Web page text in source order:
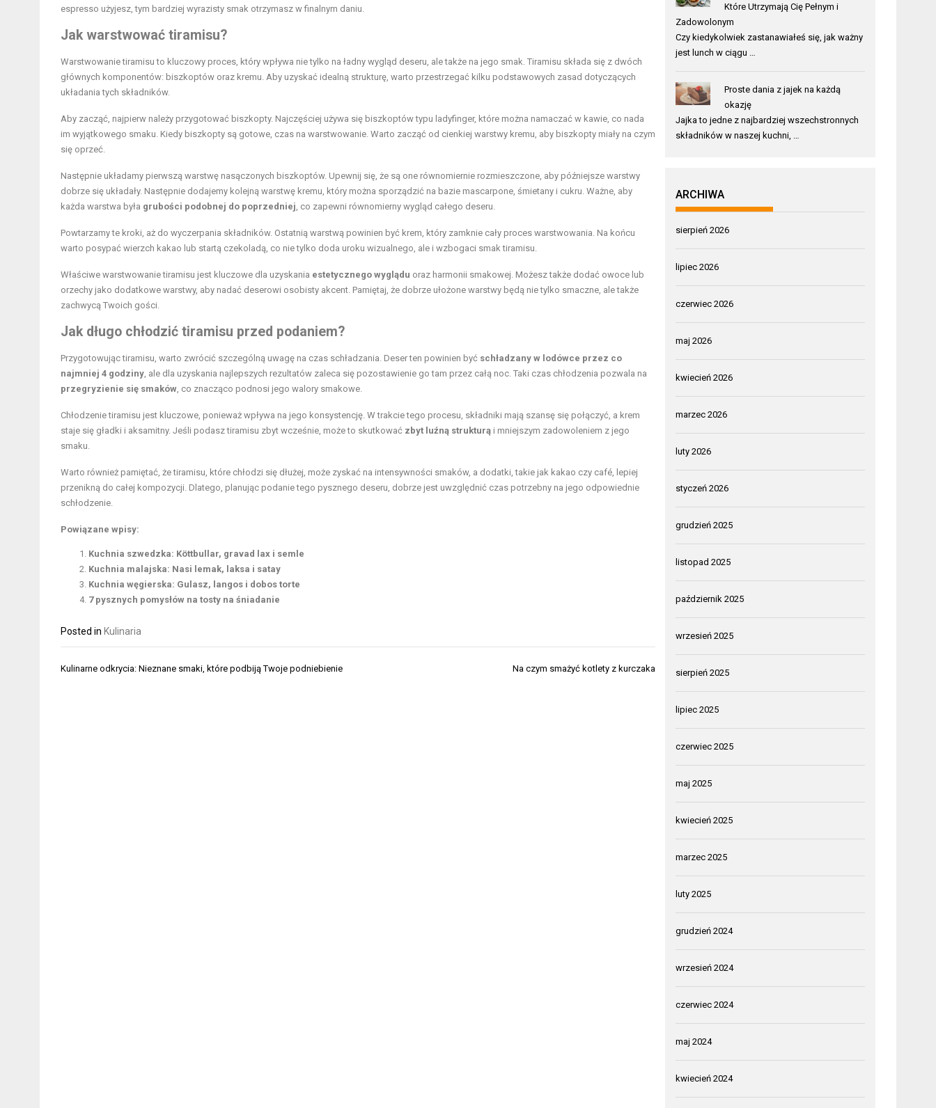
espresso użyjesz, tym bardziej wyrazisty smak otrzymasz w finalnym daniu.
Jak warstwować tiramisu?
Warstwowanie tiramisu to kluczowy proces, który wpływa nie tylko na ładny wygląd deseru, ale także na jego smak. Tiramisu składa się z dwóch
głównych komponentów: biszkoptów oraz kremu. Aby uzyskać idealną strukturę, warto przestrzegać kilku podstawowych zasad dotyczących
układania tych składników.
Aby zacząć, najpierw należy przygotować biszkopty. Najczęściej używa się biszkoptów typu ladyfinger, które można namaczać w kawie, co nada
im wyjątkowego smaku. Kiedy biszkopty są gotowe, czas na warstwowanie. Warto zacząć od cienkiej warstwy kremu, aby biszkopty miały na czym
się oprzeć.
Następnie układamy pierwszą warstwę nasączonych biszkoptów. Upewnij się, że są one równomiernie rozmieszczone, aby późniejsze warstwy
dobrze się układały. Następnie dodajemy kolejną warstwę kremu, który można sporządzić na bazie mascarpone, śmietany i cukru. Ważne, aby
każda warstwa była grubości podobnej do poprzedniej, co zapewni równomierny wygląd całego deseru.
Powtarzamy te kroki, aż do wyczerpania składników. Ostatnią warstwą powinien być krem, który zamknie cały proces warstwowania. Na końcu
warto posypać wierzch kakao lub startą czekoladą, co nie tylko doda uroku wizualnego, ale i wzbogaci smak tiramisu.
Właściwe warstwowanie tiramisu jest kluczowe dla uzyskania estetycznego wyglądu oraz harmonii smakowej. Możesz także dodać owoce lub
orzechy jako dodatkowe warstwy, aby nadać deserowi osobisty akcent. Pamiętaj, że dobrze ułożone warstwy będą nie tylko smaczne, ale także
zachwycą Twoich gości.
Jak długo chłodzić tiramisu przed podaniem?
Przygotowując tiramisu, warto zwrócić szczególną uwagę na czas schładzania. Deser ten powinien być schładzany w lodówce przez co
najmniej 4 godziny, ale dla uzyskania najlepszych rezultatów zaleca się pozostawienie go tam przez całą noc. Taki czas chłodzenia pozwala na
przegryzienie się smaków, co znacząco podnosi jego walory smakowe.
Chłodzenie tiramisu jest kluczowe, ponieważ wpływa na jego konsystencję. W trakcie tego procesu, składniki mają szansę się połączyć, a krem
staje się gładki i aksamitny. Jeśli podasz tiramisu zbyt wcześnie, może to skutkować zbyt luźną strukturą i mniejszym zadowoleniem z jego
smaku.
Warto również pamiętać, że tiramisu, które chłodzi się dłużej, może zyskać na intensywności smaków, a dodatki, takie jak kakao czy café, lepiej
przenikną do całej kompozycji. Dlatego, planując podanie tego pysznego deseru, dobrze jest uwzględnić czas potrzebny na jego odpowiednie
schłodzenie.
Powiązane wpisy:
Kuchnia szwedzka: Köttbullar, gravad lax i semle
Kuchnia malajska: Nasi lemak, laksa i satay
Kuchnia węgierska: Gulasz, langos i dobos torte
7 pysznych pomysłów na tosty na śniadanie
Posted in Kulinaria
Nawigacja
Kulinarne odkrycia: Nieznane smaki, które podbiją Twoje podniebienie Na czym smażyć kotlety z kurczaka
Które Utrzymają Cię Pełnym i
Zadowolonym
Czy kiedykolwiek zastanawiałeś się, jak ważny
jest lunch w ciągu …
Proste dania z jajek na każdą
okazję
Jajka to jedne z najbardziej wszechstronnych
składników w naszej kuchni, …
ARCHIWA
sierpień 2026
lipiec 2026
czerwiec 2026
maj 2026
kwiecień 2026
marzec 2026
luty 2026
styczeń 2026
grudzień 2025
listopad 2025
październik 2025
wrzesień 2025
sierpień 2025
lipiec 2025
czerwiec 2025
maj 2025
kwiecień 2025
marzec 2025
luty 2025
grudzień 2024
wrzesień 2024
czerwiec 2024
maj 2024
kwiecień 2024